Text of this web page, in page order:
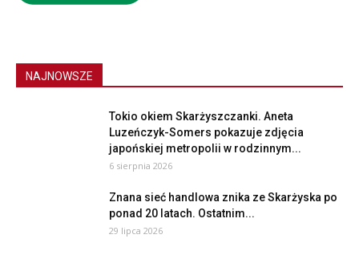
NAJNOWSZE
Tokio okiem Skarżyszczanki. Aneta
Luzeńczyk-Somers pokazuje zdjęcia
japońskiej metropolii w rodzinnym...
6 sierpnia 2026
Znana sieć handlowa znika ze Skarżyska po
ponad 20 latach. Ostatnim...
29 lipca 2026